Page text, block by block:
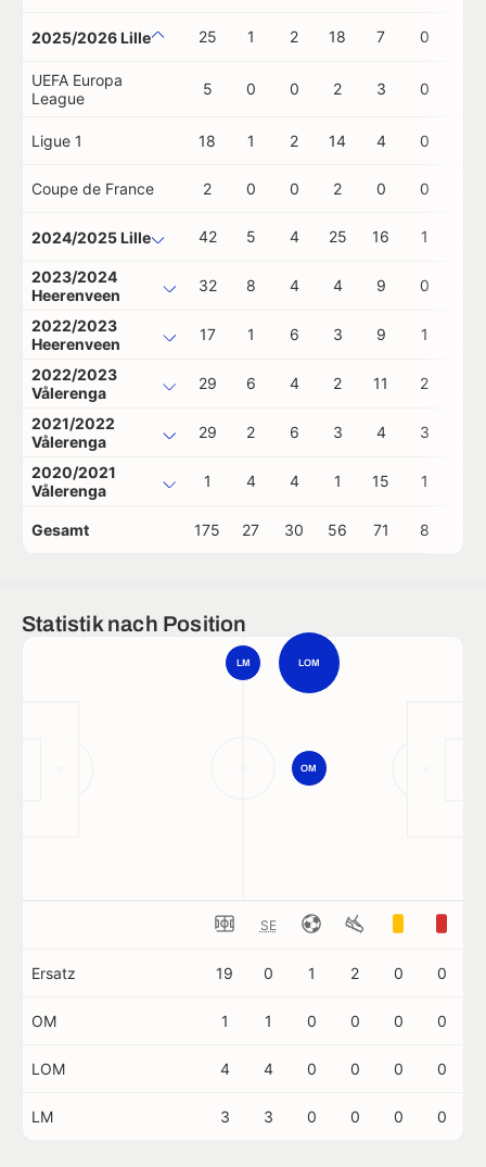
2025/2026 Lille 25 1 2 18 7 0
UEFA Europa
League
5 0 0 2 3 0
Ligue 1 18 1 2 14 4 0
Coupe de France 2 0 0 2 0 0
2024/2025 Lille 42 5 4 25 16 1
2023/2024
Heerenveen
32 8 4 4 9 0
2022/2023
Heerenveen
17 1 6 3 9 1
2022/2023
Vålerenga
29 6 4 2 11 2
2021/2022
Vålerenga
29 2 6 3 4 3
2020/2021
Vålerenga
1 4 4 1 15 1
Gesamt 175 27 30 56 71 8
Statistik nach Position
LOM
LM
OM
SE
Ersatz 19 0 1 2 0 0
OM 1 1 0 0 0 0
LOM 4 4 0 0 0 0
LM 3 3 0 0 0 0